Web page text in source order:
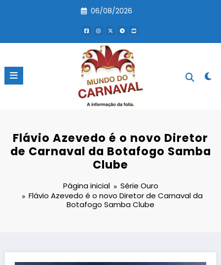
06/08/2026
Flávio Azevedo é o novo Diretor
de Carnaval da Botafogo Samba
Clube
Página inicial
Série Ouro
Flávio Azevedo é o novo Diretor de Carnaval da
Botafogo Samba Clube